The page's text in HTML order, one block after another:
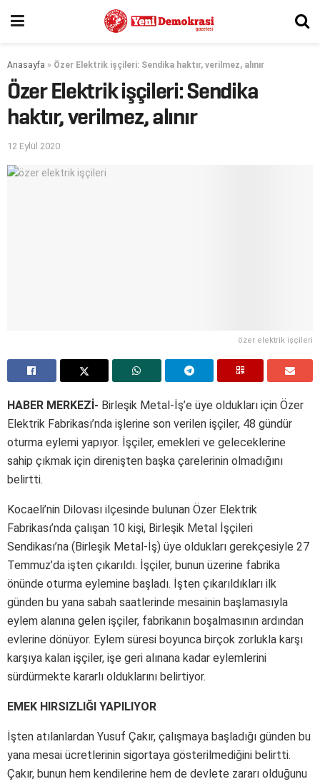
Anasayfa » Özer Elektrik işçileri: Sendika haktır, verilmez, alınır
Özer Elektrik işçileri: Sendika
haktır, verilmez, alınır
12 Eylül 2020
özer elektrik işçileri
HABER MERKEZİ- Birleşik Metal-İş’e üye oldukları için Özer
Elektrik Fabrikası’nda işlerine son verilen işçiler, 48 gündür
oturma eylemi yapıyor. İşçiler, emekleri ve geleceklerine
sahip çıkmak için direnişten başka çarelerinin olmadığını
belirtti.
Kocaeli’nin Dilovası ilçesinde bulunan Özer Elektrik
Fabrikası’nda çalışan 10 kişi, Birleşik Metal İşçileri
Sendikası’na (Birleşik Metal-İş) üye oldukları gerekçesiyle 27
Temmuz’da işten çıkarıldı. İşçiler, bunun üzerine fabrika
önünde oturma eylemine başladı. İşten çıkarıldıkları ilk
günden bu yana sabah saatlerinde mesainin başlamasıyla
eylem alanına gelen işçiler, fabrikanın boşalmasının ardından
evlerine dönüyor. Eylem süresi boyunca birçok zorlukla karşı
karşıya kalan işçiler, işe geri alınana kadar eylemlerini
sürdürmekte kararlı olduklarını belirtiyor.
EMEK HIRSIZLIĞI YAPILIYOR
İşten atılanlardan Yusuf Çakır, çalışmaya başladığı günden bu
yana mesai ücretlerinin sigortaya gösterilmediğini belirtti.
Çakır, bunun hem kendilerine hem de devlete zararı olduğunu